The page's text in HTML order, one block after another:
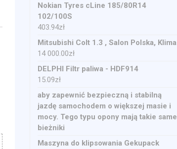
Nokian Tyres cLine 185/80R14
102/100S
403.94zł
Mitsubishi Colt 1.3 , Salon Polska, Klima
14 000.00zł
DELPHI Filtr paliwa - HDF914
15.09zł
aby zapewnić bezpieczną i stabilną
jazdę samochodem o większej masie i
mocy. Tego typu opony mają takie same
bieżniki
Maszyna do klipsowania Gekupack